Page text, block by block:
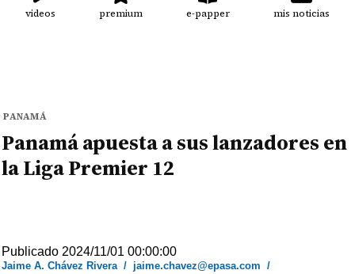
videos premium e-papper mis noticias
PANAMÁ
Panamá apuesta a sus lanzadores en
la Liga Premier 12
Publicado 2024/11/01 00:00:00
Jaime A. Chávez Rivera/ jaime.chavez@epasa.com /